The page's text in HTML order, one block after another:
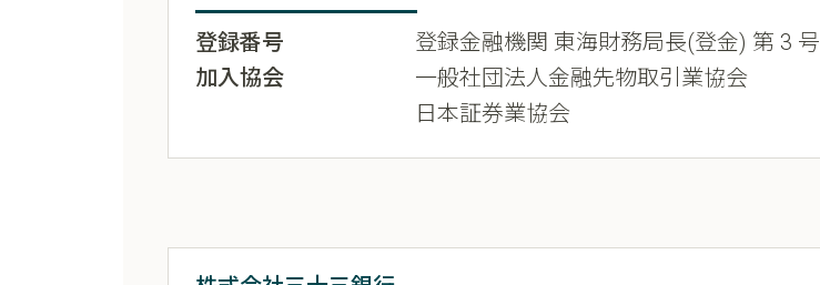
登録番号
登録金融機関 東海財務局長(登金) 第 3 号
加入協会
一般社団法人金融先物取引業協会
日本証券業協会